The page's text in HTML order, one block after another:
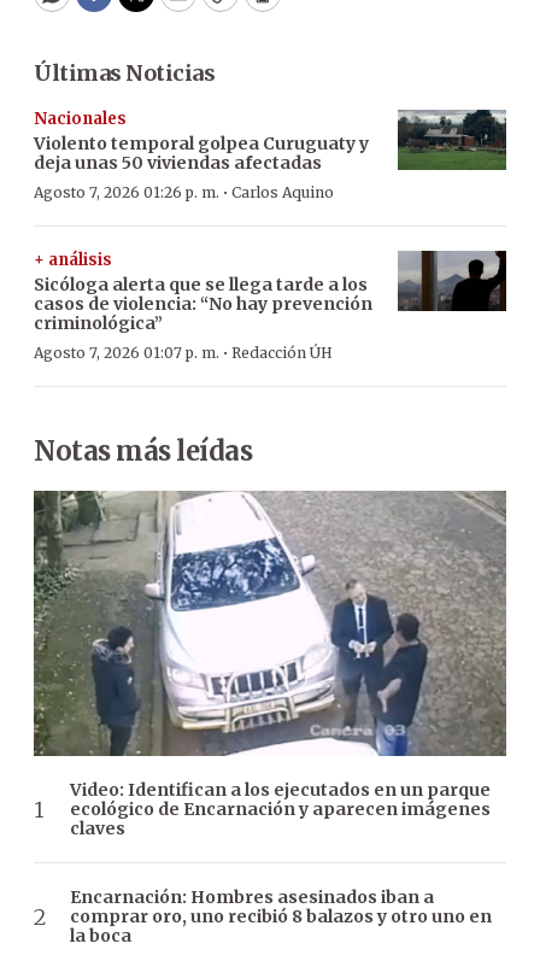
Últimas Noticias
Nacionales
Violento temporal golpea Curuguaty y
deja unas 50 viviendas afectadas
Agosto 7, 2026 01:26 p. m. · Carlos Aquino
+ análisis
Sicóloga alerta que se llega tarde a los
casos de violencia: “No hay prevención
criminológica”
Agosto 7, 2026 01:07 p. m. · Redacción ÚH
Notas más leídas
Video: Identifican a los ejecutados en un parque
ecológico de Encarnación y aparecen imágenes
claves
Encarnación: Hombres asesinados iban a
comprar oro, uno recibió 8 balazos y otro uno en
la boca